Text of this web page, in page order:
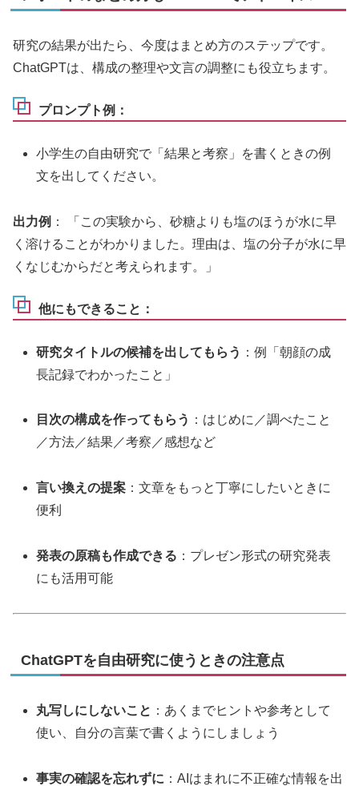
研究の結果が出たら、今度はまとめ方のステップです。
ChatGPTは、構成の整理や文言の調整にも役立ちます。
プロンプト例：
小学生の自由研究で「結果と考察」を書くときの例
文を出してください。
出力例 ： 「この実験から、砂糖よりも塩のほうが水に早
く溶けることがわかりました。理由は、塩の分子が水に早
くなじむからだと考えられます。」
他にもできること：
研究タイトルの候補を出してもらう ：例「朝顔の成
長記録でわかったこと」
目次の構成を作ってもらう ：はじめに／調べたこと
／方法／結果／考察／感想など
言い換えの提案 ：文章をもっと丁寧にしたいときに
便利
発表の原稿も作成できる ：プレゼン形式の研究発表
にも活用可能
ChatGPTを自由研究に使うときの注意点
丸写しにしないこと ：あくまでヒントや参考として
使い、自分の言葉で書くようにしましょう
事実の確認を忘れずに ：AIはまれに不正確な情報を出